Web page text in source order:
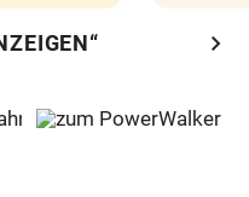
chevron_right